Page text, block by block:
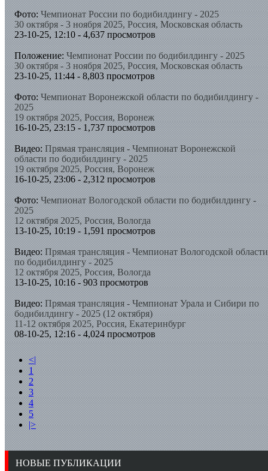
Фото: Чемпионат России по бодибилдингу - 2025
30 октября - 3 ноября 2025, Россия, Московская область
23-10-25, 12:10 - 4,637 просмотров
Положение: Чемпионат России по бодибилдингу - 2025
30 октября - 3 ноября 2025, Россия, Московская область
23-10-25, 11:44 - 8,803 просмотров
Фото: Чемпионат Воронежской области по бодибилдингу -
2025
19 октября 2025, Россия, Воронеж
16-10-25, 23:15 - 1,737 просмотров
Видео: Прямая трансляция - Чемпионат Воронежской
области по бодибилдингу - 2025
19 октября 2025, Россия, Воронеж
16-10-25, 23:06 - 2,312 просмотров
Фото: Чемпионат Вологодской области по бодибилдингу -
2025
12 октября 2025, Россия, Вологда
13-10-25, 10:19 - 1,591 просмотров
Видео: Прямая трансляция - Чемпионат Вологодской области
по бодибилдингу - 2025
12 октября 2025, Россия, Вологда
13-10-25, 10:16 - 903 просмотров
Видео: Прямая трансляция - Чемпионат Урала и Сибири по
бодибилдингу - 2025 (12 октября)
11-12 октября 2025, Россия, Екатеринбург
08-10-25, 12:16 - 4,024 просмотров
<|
1
2
3
4
5
|>
НОВЫЕ ПУБЛИКАЦИИ